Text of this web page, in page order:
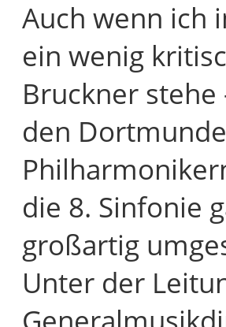
Auch wenn ich
ein wenig
Bruckner stehe
den
die 8. Sinfonie
großartig
Unter der